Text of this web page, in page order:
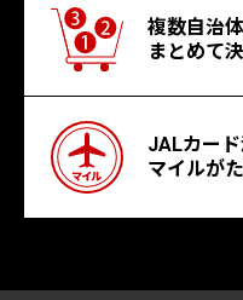
複数自治
まとめて
JALカー
マイルが